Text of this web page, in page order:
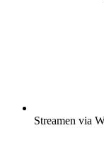
Streamen via